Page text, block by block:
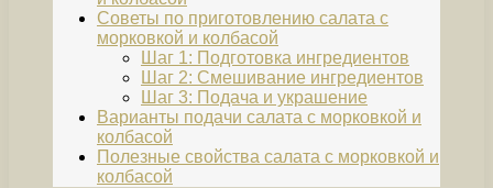
Советы по приготовлению салата с
морковкой и колбасой
Шаг 1: Подготовка ингредиентов
Шаг 2: Смешивание ингредиентов
Шаг 3: Подача и украшение
Варианты подачи салата с морковкой и
колбасой
Полезные свойства салата с морковкой и
колбасой